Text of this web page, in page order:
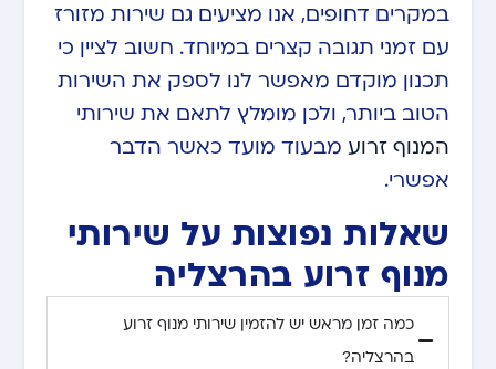
במקרים דחופים, אנו מציעים גם שירות מזורז
עם זמני תגובה קצרים במיוחד. חשוב לציין כי
תכנון מוקדם מאפשר לנו לספק את השירות
הטוב ביותר, ולכן מומלץ לתאם את שירותי
המנוף זרוע מבעוד מועד כאשר הדבר
אפשרי.
שאלות נפוצות על שירותי
מנוף זרוע בהרצליה
כמה זמן מראש יש להזמין שירותי מנוף זרוע
בהרצליה?